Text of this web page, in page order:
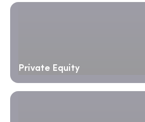
Private Equity